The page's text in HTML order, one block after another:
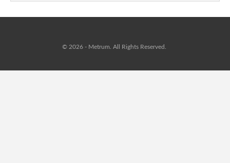
© 2026 - Metrum. All Rights Reserved.